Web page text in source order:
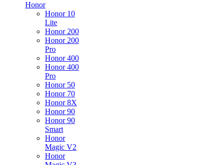
Honor
Honor 10
Lite
Honor 200
Honor 200
Pro
Honor 400
Honor 400
Pro
Honor 50
Honor 70
Honor 8X
Honor 90
Honor 90
Smart
Honor
Magic V2
Honor